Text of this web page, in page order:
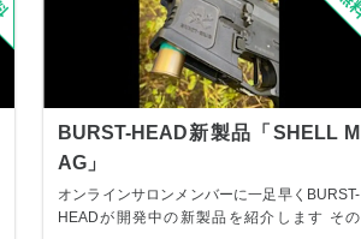
BURST-HEAD新製品「SHELL M
AG」
オンラインサロンメンバーに一足早くBURST-
HEADが開発中の新製品を紹介します その